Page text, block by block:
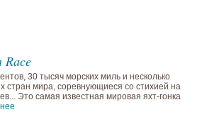
Race
30 тысяч морских миль и несколько
стран мира, соревнующиеся со стихией на
Это самая известная мировая яхт-гонка